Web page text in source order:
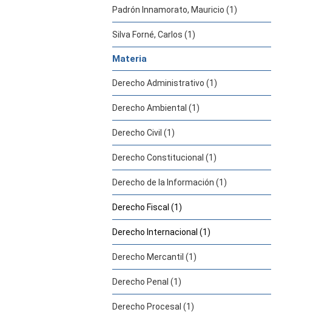
Padrón Innamorato, Mauricio (1)
Silva Forné, Carlos (1)
Materia
Derecho Administrativo (1)
Derecho Ambiental (1)
Derecho Civil (1)
Derecho Constitucional (1)
Derecho de la Información (1)
Derecho Fiscal (1)
Derecho Internacional (1)
Derecho Mercantil (1)
Derecho Penal (1)
Derecho Procesal (1)